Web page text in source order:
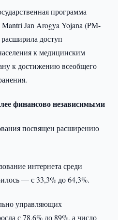
программа
Jan Arogya Yojana (PM-
доступ
к медицинским
к достижению всеобщего
финансово независимыми
посвящен расширению
интернета среди
— с 33,3% до 64,3%.
управляющих
с 78,6% до 89%, а число